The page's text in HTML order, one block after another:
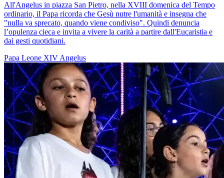
All'Angelus in piazza San Pietro, nella XVIII domenica del Tempo
ordinario, il Papa ricorda che Gesù nutre l'umanità e insegna che
"nulla va sprecato, quando viene condiviso". Quindi denuncia
l’opulenza cieca e invita a vivere la carità a partire dall'Eucaristia e
dai gesti quotidiani.
Papa Leone XIVAngelus